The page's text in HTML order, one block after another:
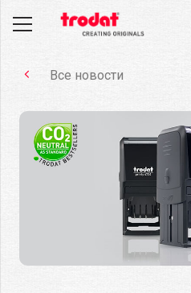
Все новости